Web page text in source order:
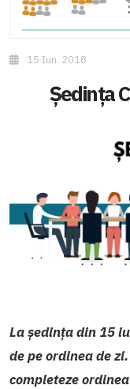
15 Iun. 2018
Ședința
La ședința din 15
de pe ordinea de
completeze